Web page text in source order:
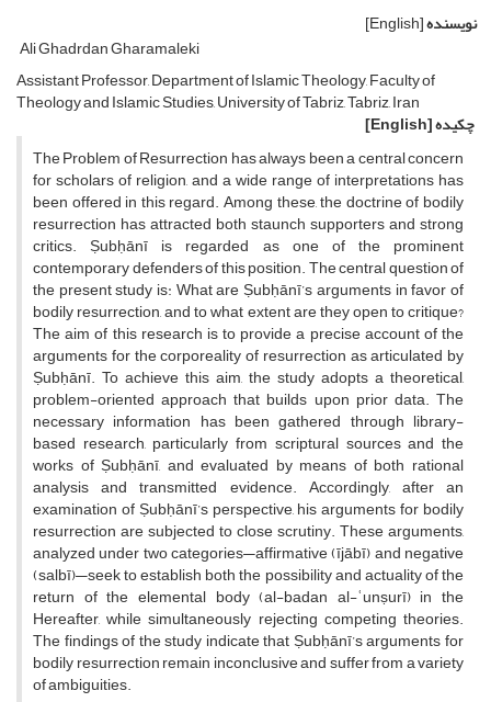
نویسنده[English]
Ali Ghadrdan Gharamaleki
Assistant Professor, Department of Islamic Theology, Faculty of
Theology and Islamic Studies, University of Tabriz, Tabriz, Iran
چکیده[English]
The Problem of Resurrection has always been a central concern
for scholars of religion, and a wide range of interpretations has
been offered in this regard. Among these, the doctrine of bodily
resurrection has attracted both staunch supporters and strong
critics. Ṣubḥānī is regarded as one of the prominent
contemporary defenders of this position. The central question of
the present study is: What are Ṣubḥānī’s arguments in favor of
bodily resurrection, and to what extent are they open to critique?
The aim of this research is to provide a precise account of the
arguments for the corporeality of resurrection as articulated by
Ṣubḥānī. To achieve this aim, the study adopts a theoretical,
problem-oriented approach that builds upon prior data. The
necessary information has been gathered through library-
based research, particularly from scriptural sources and the
works of Ṣubḥānī, and evaluated by means of both rational
analysis and transmitted evidence. Accordingly, after an
examination of Ṣubḥānī’s perspective, his arguments for bodily
resurrection are subjected to close scrutiny. These arguments,
analyzed under two categories—affirmative (ījābī) and negative
(salbī)—seek to establish both the possibility and actuality of the
return of the elemental body (al-badan al-ʿunṣurī) in the
Hereafter, while simultaneously rejecting competing theories.
The findings of the study indicate that Ṣubḥānī’s arguments for
bodily resurrection remain inconclusive and suffer from a variety
of ambiguities.